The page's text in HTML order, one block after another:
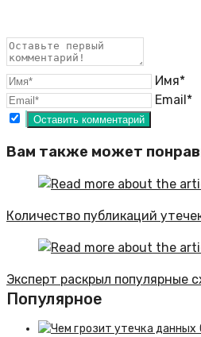
Имя*
Email*
Вам также может
Количество публикаций
Эксперт раскрыл популярные
Популярное